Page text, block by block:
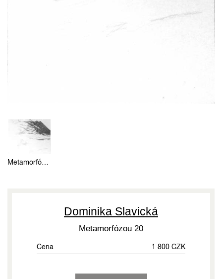
Metamorfózou 20
Dominika Slavická
Metamorfózou 20
Cena 1 800 CZK